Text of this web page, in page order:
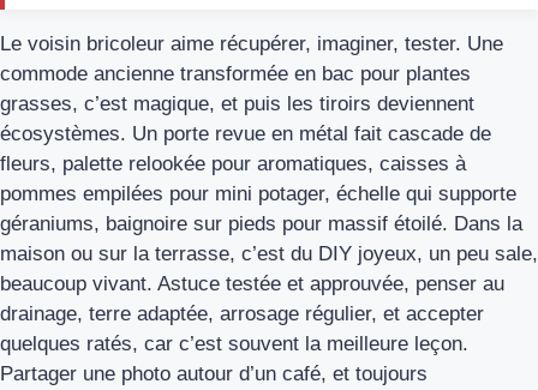
Le voisin bricoleur aime récupérer, imaginer, tester. Une
commode ancienne transformée en bac pour plantes
grasses, c’est magique, et puis les tiroirs deviennent
écosystèmes. Un porte revue en métal fait cascade de
fleurs, palette relookée pour aromatiques, caisses à
pommes empilées pour mini potager, échelle qui supporte
géraniums, baignoire sur pieds pour massif étoilé. Dans la
maison ou sur la terrasse, c’est du DIY joyeux, un peu sale,
beaucoup vivant. Astuce testée et approuvée, penser au
drainage, terre adaptée, arrosage régulier, et accepter
quelques ratés, car c’est souvent la meilleure leçon.
Partager une photo autour d’un café, et toujours